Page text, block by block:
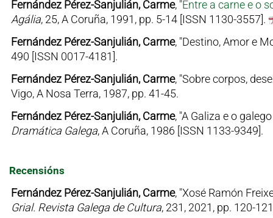
Fernández Pérez-Sanjulián, Carme, "Entre a carne e o
Agália, 25, A Coruña, 1991, pp. 5-14 [ISSN 1130-3557].
Fernández Pérez-Sanjulián, Carme, "Destino, Amor e
490 [ISSN 0017-4181].
Fernández Pérez-Sanjulián, Carme, "Sobre corpos,
Vigo, A Nosa Terra, 1987, pp. 41-45.
Fernández Pérez-Sanjulián, Carme, "A Galiza e o
Dramática Galega, A Coruña, 1986 [ISSN 1133-9349].
Recensións
Fernández Pérez-Sanjulián, Carme, "Xosé Ramón
Grial. Revista Galega de Cultura, 231, 2021, pp. 120-